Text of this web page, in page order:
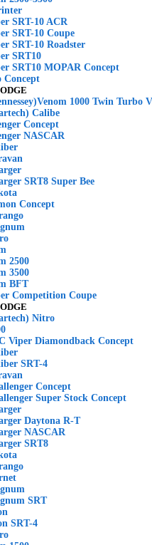
SRT-10 ACR
SRT-10 Coupe
SRT-10 Roadster
SRT10
SRT10 MOPAR Concept
Concept
1000 Twin Turbo
Calibe
Concept
NASCAR
SRT8 Super Bee
Concept
2500
3500
BFT
Competition Coupe
Nitro
Viper Diamondback Concept
SRT-4
Concept
Super Stock Concept
Daytona R-T
NASCAR
SRT8
SRT
SRT-4